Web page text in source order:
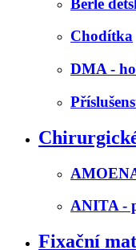
Chodítka
DMA -
ANITA -
Fixační